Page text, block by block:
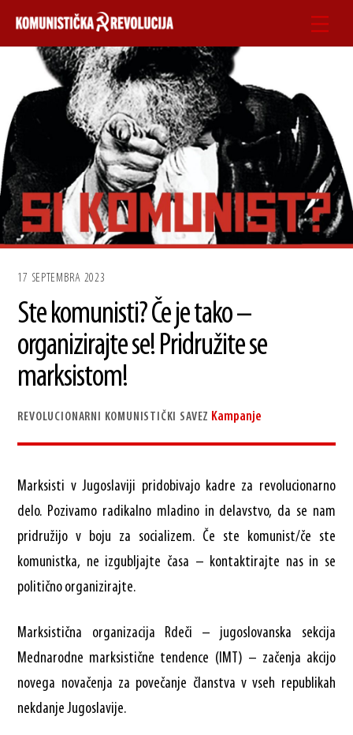
content
17 SEPTEMBRA 2023
Ste komunisti? Če je tako –
organizirajte se! Pridružite se
marksistom!
REVOLUCIONARNI KOMUNISTIČKI SAVEZ Kampanje
Marksisti v Jugoslaviji pridobivajo kadre za revolucionarno
delo. Pozivamo radikalno mladino in delavstvo, da se nam
pridružijo v boju za socializem. Če ste komunist/če ste
komunistka, ne izgubljajte časa – kontaktirajte nas in se
politično organizirajte.
Marksistična organizacija Rdeči – jugoslovanska sekcija
Mednarodne marksistične tendence (IMT) – začenja akcijo
novega novačenja za povečanje članstva v vseh republikah
nekdanje Jugoslavije.